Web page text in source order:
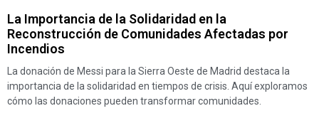
La Importancia de la Solidaridad en la
Reconstrucción de Comunidades Afectadas por
Incendios
La donación de Messi para la Sierra Oeste de Madrid destaca la
importancia de la solidaridad en tiempos de crisis. Aquí exploramos
cómo las donaciones pueden transformar comunidades.